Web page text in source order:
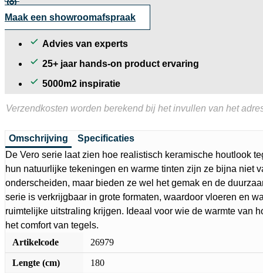
Maak een showroomafspraak
Advies van experts
25+ jaar hands-on product ervaring
5000m2 inspiratie
Verzendkosten worden berekend bij het invullen van het
Omschrijving
Specificaties
De Vero serie laat zien hoe realistisch keramische houtlook
hun natuurlijke tekeningen en warme tinten zijn ze bijna niet
onderscheiden, maar bieden ze wel het gemak en de
serie is verkrijgbaar in grote formaten, waardoor vloeren en
ruimtelijke uitstraling krijgen. Ideaal voor wie de warmte van
het comfort van tegels.
Artikelcode
26979
Lengte (cm) 180